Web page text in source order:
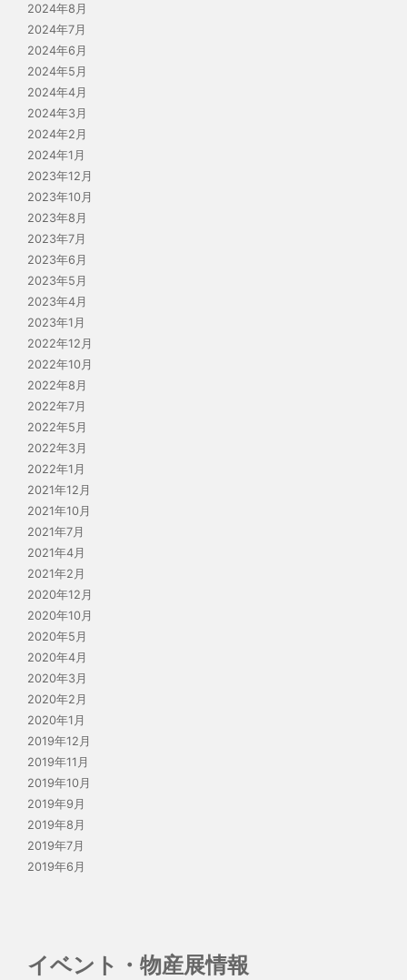
2024年8月
2024年7月
2024年6月
2024年5月
2024年4月
2024年3月
2024年2月
2024年1月
2023年12月
2023年10月
2023年8月
2023年7月
2023年6月
2023年5月
2023年4月
2023年1月
2022年12月
2022年10月
2022年8月
2022年7月
2022年5月
2022年3月
2022年1月
2021年12月
2021年10月
2021年7月
2021年4月
2021年2月
2020年12月
2020年10月
2020年5月
2020年4月
2020年3月
2020年2月
2020年1月
2019年12月
2019年11月
2019年10月
2019年9月
2019年8月
2019年7月
2019年6月
イベント・物産展情報